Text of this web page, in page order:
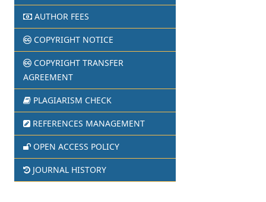
AUTHOR FEES
COPYRIGHT NOTICE
COPYRIGHT TRANSFER
AGREEMENT
PLAGIARISM CHECK
REFERENCES MANAGEMENT
OPEN ACCESS POLICY
JOURNAL HISTORY